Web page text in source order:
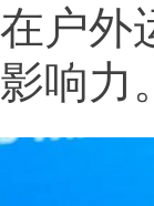
在户外
影响力。